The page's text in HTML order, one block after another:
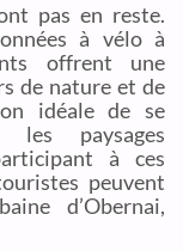
pas en reste.
à vélo à
offrent une
de nature et de
idéale de se
paysages
à ces
peuvent
d’Obernai,